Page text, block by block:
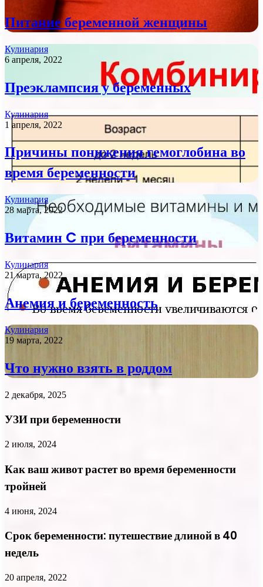
Питание беременной женщины
Кулинария
6 апреля, 2022
Преэклампсия у беременных
Кулинария
1 апреля, 2022
Причины понижения гемоглобина во
время беременности
Кулинария
28 марта, 2022
Витамин C при беременности
Кулинария
21 марта, 2022
Анемия и беременность
Кулинария
19 марта, 2022
Что нужно взять в роддом
2 декабря, 2025
УЗИ при беременности
2 июля, 2024
Как ваш живот растет во время беременности
тройней
4 июня, 2024
Срок беременности: путешествие длиной в 40
недель
20 апреля, 2022